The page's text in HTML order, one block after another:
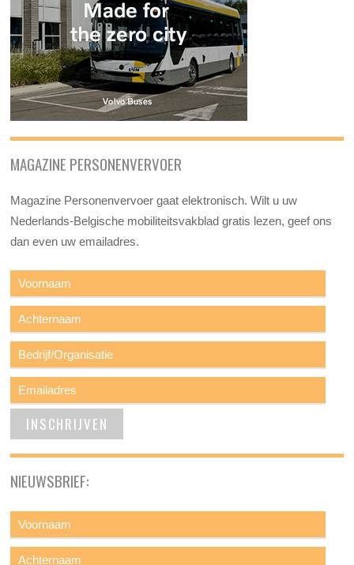
MAGAZINE PERSONENVERVOER
Magazine Personenvervoer gaat elektronisch. Wilt u uw
Nederlands-Belgische mobiliteitsvakblad gratis lezen, geef ons
dan even uw emailadres.
NIEUWSBRIEF: